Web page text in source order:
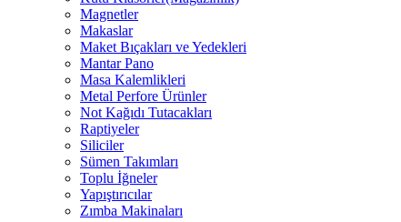
Magnetler
Makaslar
Maket Bıçakları ve Yedekleri
Mantar Pano
Masa Kalemlikleri
Metal Perfore Ürünler
Not Kağıdı Tutacakları
Raptiyeler
Siliciler
Sümen Takımları
Toplu İğneler
Yapıştırıcılar
Zımba Makinaları